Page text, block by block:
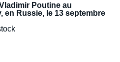
Poutine au
en Russie, le 13 septembre